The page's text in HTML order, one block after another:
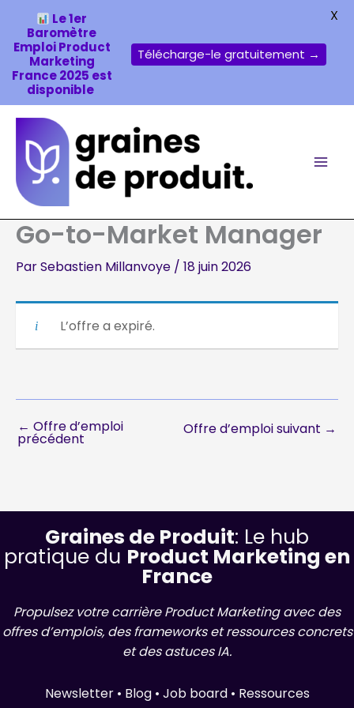
Aller
contenu
Go-to-Market Manager
ParSebastien Millanvoye / 18 juin 2026
L’offre a expiré.
← Offre d’emploi
précédent
Offre d’emploi suivant →
Graines de Produit: Le hub
pratique du Product Marketing en
France
Propulsez votre carrière Product Marketing avec des
offres d’emplois, des frameworks et ressources concrets
et des astuces IA.
Newsletter • Blog • Job board • Ressources
Le 1er
Baromètre
Emploi Product
Marketing
France 2025 est
disponible
Télécharge-le gratuitement →
X